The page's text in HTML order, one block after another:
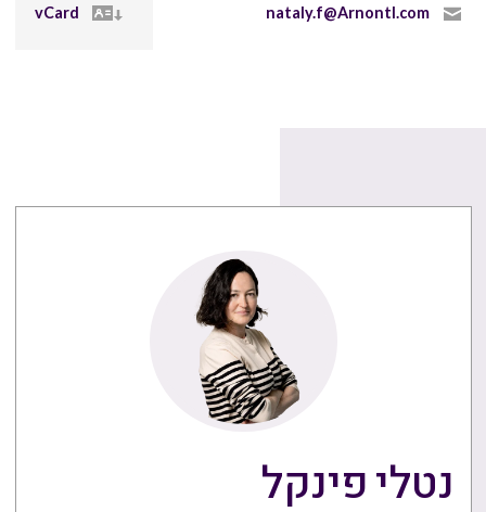
nataly.f@Arnontl.com
vCard
נטלי פינקל